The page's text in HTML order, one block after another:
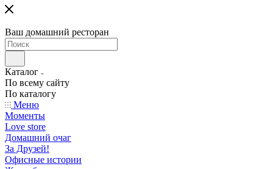
Ваш домашний ресторан
Каталог
По всему сайту
По каталогу
Меню
Моменты
Love store
Домашний очаг
За Друзей!
Офисные истории